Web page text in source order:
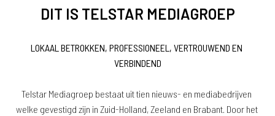
DIT IS TELSTAR MEDIAGROEP
LOKAAL BETROKKEN, PROFESSIONEEL, VERTROUWEND EN
Telstar Mediagroep bestaat uit tien nieuws- en mediabedrijven
welke gevestigd zijn in Zuid-Holland, Zeeland en Brabant. Door het